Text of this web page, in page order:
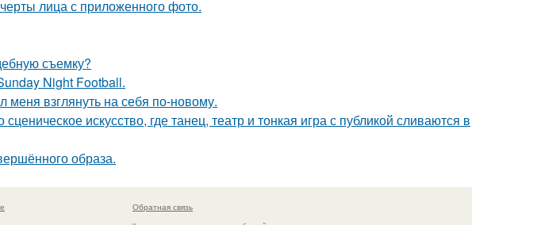
лица с приложенного фото.
съемку?
Night Football.
меня взглянуть на себя по-новому.
искусство, где танец, театр и тонкая игра с публикой сливаются в
образа.
Обратная связь